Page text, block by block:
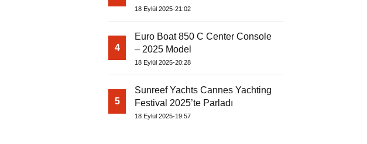
18 Eylül 2025-21:02
4
Euro Boat 850 C Center Console
– 2025 Model
18 Eylül 2025-20:28
5
Sunreef Yachts Cannes Yachting
Festival 2025’te Parladı
18 Eylül 2025-19:57